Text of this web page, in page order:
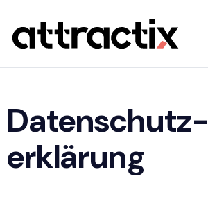
Daten­schutz­
erklärung